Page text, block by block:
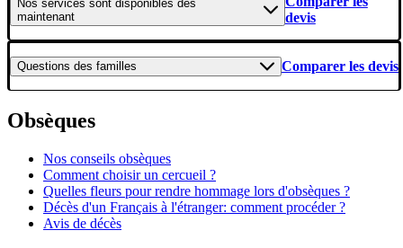
Nos services sont disponibles dès
maintenant
devis
Questions des familles Comparer les devis
Obsèques
Nos conseils obsèques
Comment choisir un cercueil ?
Quelles fleurs pour rendre hommage lors d'obsèques ?
Décès d'un Français à l'étranger: comment procéder ?
Avis de décès